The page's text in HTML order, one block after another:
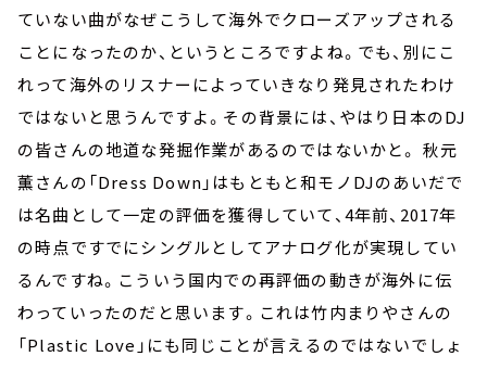
ていない曲がなぜこうして海外でクローズアップされる
ことになったのか、というところですよね。でも、別にこ
れって海外のリスナーによっていきなり発見されたわけ
ではないと思うんですよ。その背景には、やはり日本のDJ
の皆さんの地道な発掘作業があるのではないかと。 秋元
薫さんの「Dress Down」はもともと和モノDJのあいだで
は名曲として一定の評価を獲得していて、4年前、2017年
の時点ですでにシングルとしてアナログ化が実現してい
るんですね。こういう国内での再評価の動きが海外に伝
わっていったのだと思います。これは竹内まりやさんの
「Plastic Love」にも同じことが言えるのではないでしょ